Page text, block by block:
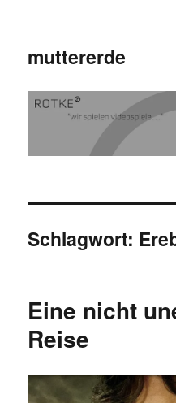
muttererde
Schlagwort:
Eine nicht
Reise